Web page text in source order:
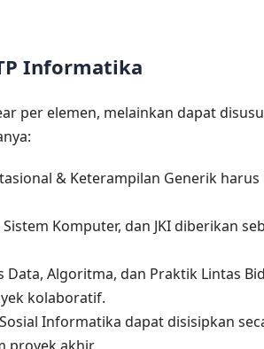
Informatika
per elemen, melainkan dapat
& Keterampilan Generik
Sistem Komputer, dan JKI diberikan
Data, Algoritma, dan Praktik Lintas
kolaboratif.
Informatika dapat disisipkan